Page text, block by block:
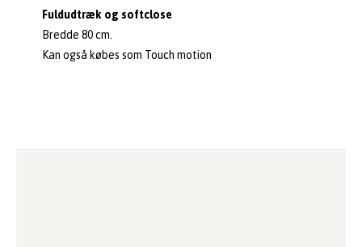
Fuldudtræk og softclose
Bredde 80 cm.
Kan også købes som Touch motion